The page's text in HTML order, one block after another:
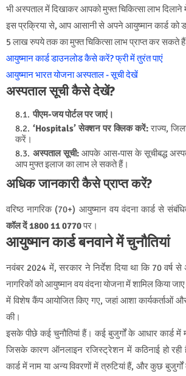
भी अस्पताल में दिखाकर आपको मुफ्त चिकित्सा लाभ दिलाने
इस प्रक्रिया से, आप आसानी से अपने आयुष्मान कार्ड
5 लाख रुपये तक का मुफ्त चिकित्सा लाभ प्राप्त कर सकते
आयुष्मान कार्ड डाउनलोड कैसे करें? फ्री में तुरंत पाएं
आयुष्मान भारत योजना अस्पताल - सूची देखें
अस्पताल सूची कैसे देखें?
पीएम-जय पोर्टल पर जाएं।
‘Hospitals’ सेक्शन पर क्लिक करें:राज्य,
करें।
अस्पताल सूची: आपके आस-पास के सूचीबद्ध
आप मुफ्त इलाज का लाभ ले सकते हैं।
अधिक जानकारी कैसे प्राप्त करें?
वरिष्ठ नागरिक (70+) आयुष्मान वय वंदना कार्ड से
कॉल दें 1800 11 0770पर।
आयुष्मान कार्ड बनवाने में चुनौतियां
नवंबर 2024 में, सरकार ने निर्देश दिया था कि 70 वर्ष
नागरिकों को आयुष्मान वय वंदना योजना में शामिल किया
में विशेष कैंप आयोजित किए गए, जहां आशा कार्यकर्ताओं
की।
इसके पीछे कई चुनौतियां हैं। कई बुजुर्गों के आधार कार्ड में
जिसके कारण ऑनलाइन रजिस्ट्रेशन में कठिनाई हो
कार्ड में नाम या अन्य विवरणों में त्रुटियां हैं, और कुछ बुजुर्गों